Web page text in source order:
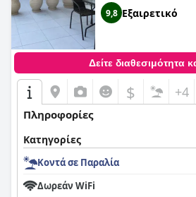
9,8 Εξαιρετικό
Δείτε διαθεσιμότητα
$ +4
Πληροφορίες
Κατηγορίες
Κοντά σε Παραλία
Δωρεάν WiFi